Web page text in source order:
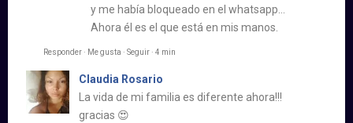
y me había bloqueado en el whatsapp…
Ahora él es el que está en mis manos.
Responder · Me gusta · Seguir · 4 min
Claudia Rosario
La vida de mi familia es diferente ahora!!!
gracias 😍